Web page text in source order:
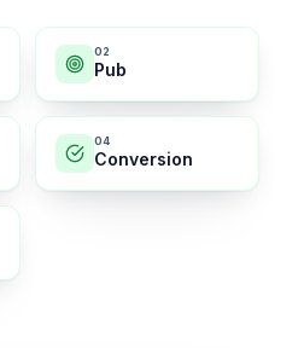
02
Pub
04
Conversion